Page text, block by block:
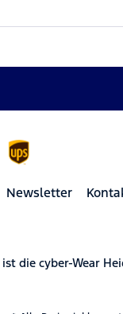
Newsletter
die cyber-Wear